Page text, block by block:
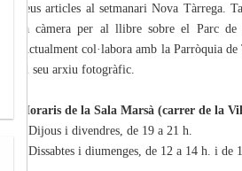
seus articles al setmanari Nova Tàrrega.
la càmera per al llibre sobre el Parc
Actualment col·labora amb la Parròquia
el seu arxiu fotogràfic.
Horaris de la Sala Marsà (carrer de la
· Dijous i divendres, de 19 a 21 h.
· Dissabtes i diumenges, de 12 a 14 h. i de